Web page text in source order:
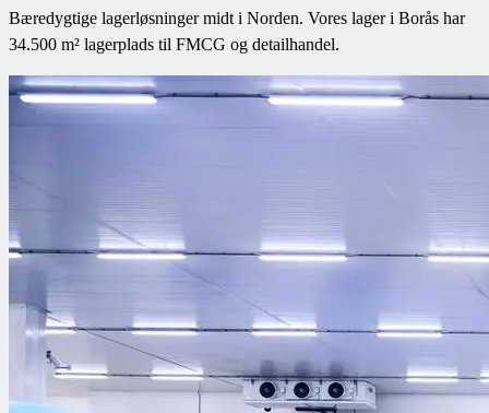
Bæredygtige lagerløsninger midt i Norden. Vores lager i Borås har
34.500 m² lagerplads til FMCG og detailhandel.